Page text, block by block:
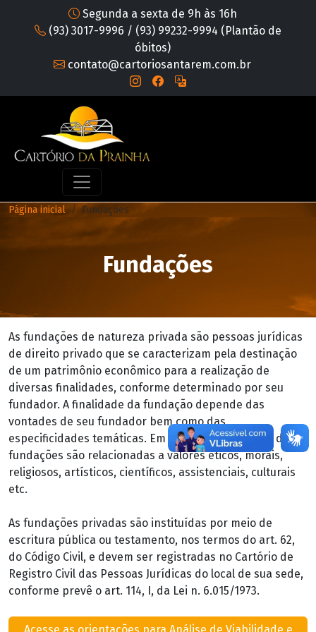
Segunda a sexta de 9h às 16h
(93) 3017-9996 / (93) 99232-9994 (Plantão de
óbitos)
contato@cartoriosantarem.com.br
Página inicial Fundações
Fundações
As fundações de natureza privada são pessoas jurídicas
de direito privado que se caracterizam pela destinação
de um patrimônio econômico para a realização de
diversas finalidades, conforme determinado por seu
fundador. A finalidade da fundação depende das
vontades de seu fundador bem como das
especificidades temáticas. Em geral, as finalidades das
fundações são relacionadas a valores éticos, morais,
religiosos, artísticos, científicos, assistenciais, culturais
etc.
As fundações privadas são instituídas por meio de
escritura pública ou testamento, nos termos do art. 62,
do Código Civil, e devem ser registradas no Cartório de
Registro Civil das Pessoas Jurídicas do local de sua sede,
conforme prevê o art. 114, I, da Lei n. 6.015/1973.